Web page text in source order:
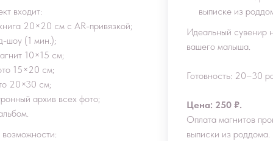
входит:
20×20 см с AR-привязкой;
шоу (1 мин.);
10×15 см;
15×20 см;
20×30 см;
архив всех фото;
выписке из
Идеальный сувенир
вашего малыша.
Готовность: 20–30
Цена: 250 ₽.
Оплата магнитов
выписки из роддома.